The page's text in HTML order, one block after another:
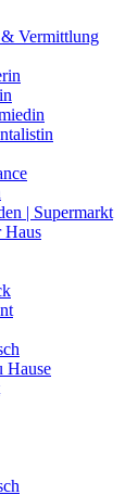
Vermittlung
| Supermarkt
Haus
Hause